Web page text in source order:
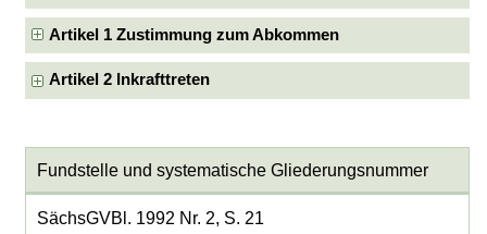
Artikel 1 Zustimmung zum Abkommen
Artikel 2 Inkrafttreten
Fundstelle und systematische Gliederungsnummer
SächsGVBl. 1992 Nr. 2, S. 21